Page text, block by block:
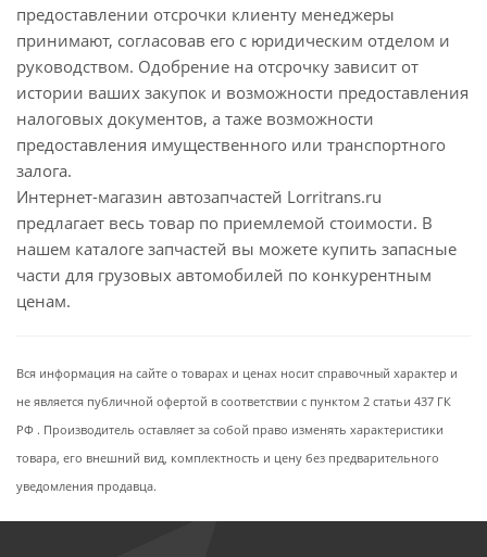
предоставлении отсрочки клиенту менеджеры
принимают, согласовав его с юридическим отделом и
руководством. Одобрение на отсрочку зависит от
истории ваших закупок и возможности предоставления
налоговых документов, а таже возможности
предоставления имущественного или транспортного
залога.
Интернет-магазин автозапчастей Lorritrans.ru
предлагает весь товар по приемлемой стоимости. В
нашем каталоге запчастей вы можете купить запасные
части для грузовых автомобилей по конкурентным
ценам.
Вся информация на сайте о товарах и ценах носит справочный характер и
не является публичной офертой в соответствии с пунктом 2 статьи 437 ГК
РФ . Производитель оставляет за собой право изменять характеристики
товара, его внешний вид, комплектность и цену без предварительного
уведомления продавца.